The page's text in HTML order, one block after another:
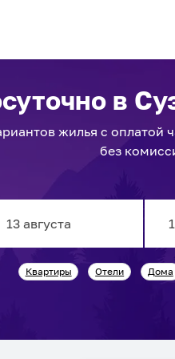
в
жилья с оплатой
без
Квартиры Отели Дома